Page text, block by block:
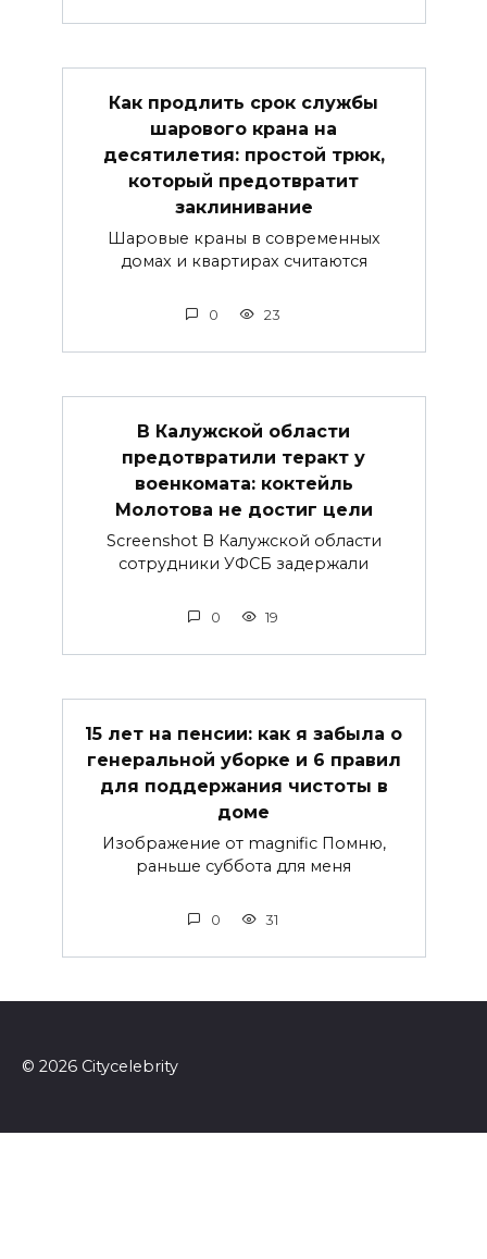
Как продлить срок службы
шарового крана на
десятилетия: простой трюк,
который предотвратит
заклинивание
Шаровые краны в современных
домах и квартирах считаются
0 23
В Калужской области
предотвратили теракт у
военкомата: коктейль
Молотова не достиг цели
Screenshot В Калужской области
сотрудники УФСБ задержали
0 19
15 лет на пенсии: как я забыла о
генеральной уборке и 6 правил
для поддержания чистоты в
доме
Изображение от magnific Помню,
раньше суббота для меня
0 31
© 2026 Сitycelebrity